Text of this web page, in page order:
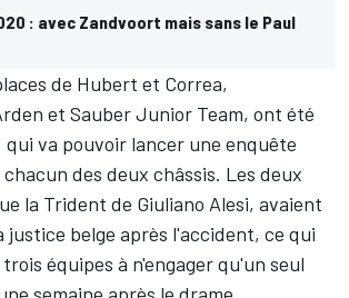
: avec Zandvoort mais sans le Paul
de Hubert et Correa,
et Sauber Junior Team, ont été
qui va pouvoir lancer une enquête
des deux châssis. Les deux
la Trident de Giuliano Alesi, avaient
justice belge après l'accident, ce qui
équipes à n'engager qu'un seul